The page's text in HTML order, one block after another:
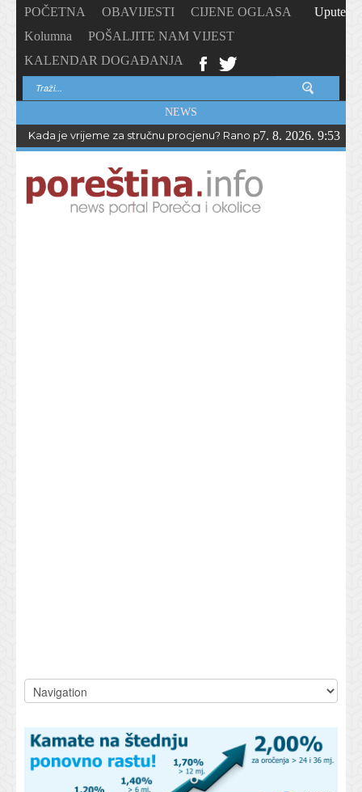
POČETNA OBAVIJESTI
CIJENE OGLASA
Kolumna
POŠALJITE NAM VIJEST
KALENDAR DOGAĐANJA
Upute
NEWS
Kada je vrijeme za stručnu procjenu? Rano prepoznavanje
7. 8. 2026. 9:53